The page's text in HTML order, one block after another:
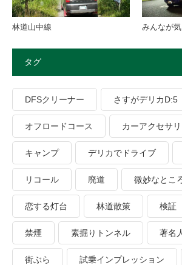
林道山中線 みんなが
タグ
DFSクリーナー さすがデリカD:5
オフロードコース カーアクセサ
キャンプ デリカでドライブ
リコール 廃道 微妙なとこ
恋する灯台 林道散策 検証
禁煙 素掘りトンネル 著名
街ぶら 試乗インプレッション